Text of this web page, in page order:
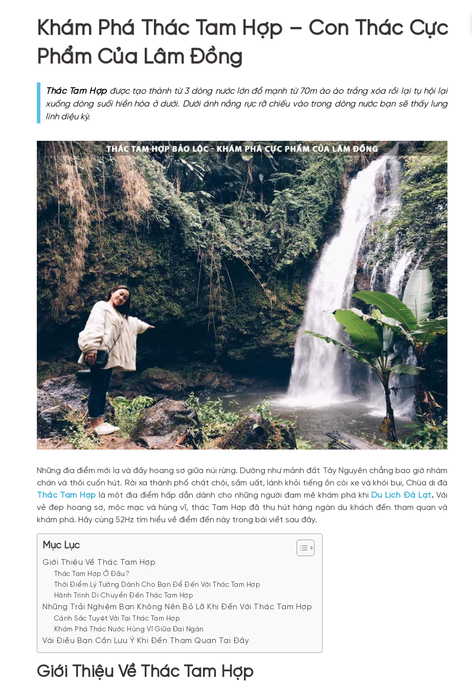
Khám Phá Thác Tam Hợp – Con Thác Cực
Phẩm Của Lâm Đồng
Thác Tam Hợpđược tạo thành từ 3 dòng nước lớn đổ mạnh từ 70m ào ào trắng xóa rồi lại tụ hội lại
xuống dòng suối hiền hòa ở dưới. Dưới ánh nắng rực rỡ chiếu vào trong dòng nước bạn sẽ thấy lung
linh diệu kỳ.
Những địa điểm mới lạ và đầy hoang sơ giữa núi rừng. Dường như mảnh đất Tây Nguyên chẳng bao giờ nhàm
chán và thôi cuốn hút. Rời xa thành phố chật chội, sầm uất, lánh khỏi tiếng ồn còi xe và khói bụi, Chùa di đà
Thác Tam Hợp là một địa điểm hấp dẫn dành cho những người đam mê khám phá khi Du Lịch Đà Lạt. Với
vẻ đẹp hoang sơ, mộc mạc và hùng vĩ, thác Tam Hợp đã thu hút hàng ngàn du khách đến tham quan và
khám phá. Hãy cùng 52Hz tìm hiểu về điểm đến này trong bài viết sau đây.
Mục Lục
Giới Thiệu Về Thác Tam Hợp
Thác Tam Hợp Ở Đâu?
Thời Điểm Lý Tưởng Dành Cho Bạn Để Đến Với Thác Tam Hợp
Hành Trình Di Chuyển Đến Thác Tam Hợp
Những Trải Nghiệm Bạn Không Nên Bỏ Lỡ Khi Đến Với Thác Tam Hợp
Cảnh Sắc Tuyệt Vời Tại Thác Tam Hợp
Khám Phá Thác Nước Hùng Vĩ Giữa Đại Ngàn
Vài Điều Bạn Cần Lưu Ý Khi Đến Tham Quan Tại Đây
Giới Thiệu Về Thác Tam Hợp